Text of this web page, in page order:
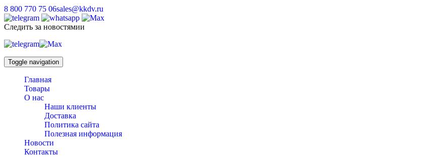
8 800 770 75 06sales@kkdv.ru
Следить за новостямии
Toggle navigation
Главная
Товары
О нас
Наши клиенты
Доставка
Политика сайта
Полезная информация
Новости
Контакты